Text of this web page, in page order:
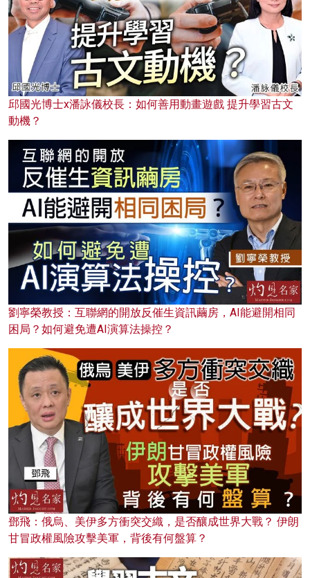
邱國光博士x潘詠儀校長：如何善用動畫遊戲 提升學習古文
動機？
劉寧榮教授：互聯網的開放反催生資訊繭房，AI能避開相同
困局？如何避免遭AI演算法操控？
鄧飛：俄烏、美伊多方衝突交織，是否釀成世界大戰？ 伊朗
甘冒政權風險攻擊美軍，背後有何盤算？